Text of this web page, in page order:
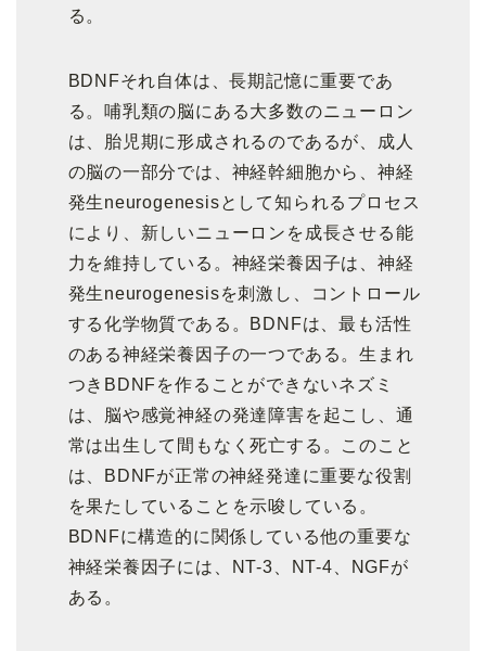
る。
BDNFそれ自体は、長期記憶に重要であ
る。哺乳類の脳にある大多数のニューロン
は、胎児期に形成されるのであるが、成人
の脳の一部分では、神経幹細胞から、神経
発生neurogenesisとして知られるプロセス
により、新しいニューロンを成長させる能
力を維持している。神経栄養因子は、神経
発生neurogenesisを刺激し、コントロール
する化学物質である。BDNFは、最も活性
のある神経栄養因子の一つである。生まれ
つきBDNFを作ることができないネズミ
は、脳や感覚神経の発達障害を起こし、通
常は出生して間もなく死亡する。このこと
は、BDNFが正常の神経発達に重要な役割
を果たしていることを示唆している。
BDNFに構造的に関係している他の重要な
神経栄養因子には、NT-3、NT-4、NGFが
ある。